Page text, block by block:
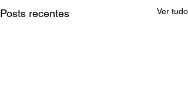
Posts recentes Ver tudo